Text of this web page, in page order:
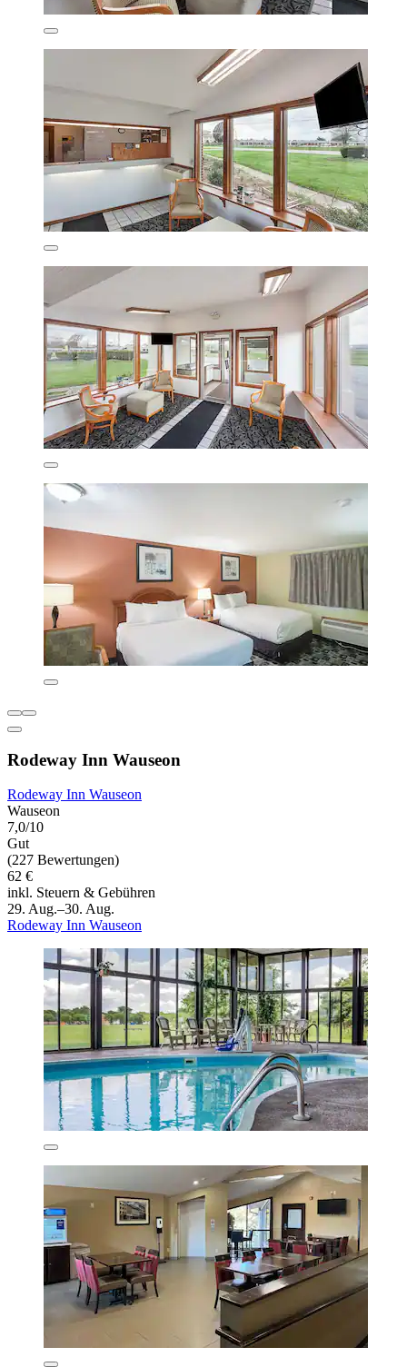
Rodeway Inn Wauseon
Rodeway Inn Wauseon
Wauseon
7,0/10
Gut
(227 Bewertungen)
62 €
inkl. Steuern & Gebühren
29. Aug.–30. Aug.
Rodeway Inn Wauseon